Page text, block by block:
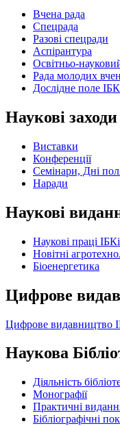
Вчена рада
Спецрада
Разові спецради
Аспірантура
Освітньо-
Рада молодих
Дослідне поле
Наукові заходи
Виставки
Конференції
Семінари, Дні
Наради
Наукові
Наукові праці
Новітні
Бiоенергетика
Цифрове
Цифрове видавництво
Наукова
Діяльність
Монографії
Практичні
Бібліографічні